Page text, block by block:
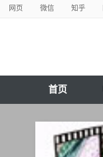
网页 微信 知乎
首页